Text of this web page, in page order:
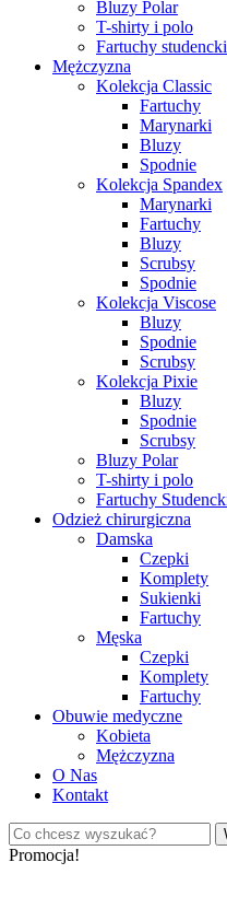
Bluzy Polar
T-shirty i polo
Fartuchy
Mężczyzna
Kolekcja Classic
Fartuchy
Marynarki
Bluzy
Spodnie
Kolekcja Spandex
Marynarki
Fartuchy
Bluzy
Scrubsy
Spodnie
Kolekcja Viscose
Bluzy
Spodnie
Scrubsy
Kolekcja Pixie
Bluzy
Spodnie
Scrubsy
Bluzy Polar
T-shirty i polo
Fartuchy
Odzież chirurgiczna
Damska
Czepki
Komplety
Sukienki
Fartuchy
Męska
Czepki
Komplety
Fartuchy
Obuwie medyczne
Kobieta
Mężczyzna
O Nas
Kontakt
Promocja!